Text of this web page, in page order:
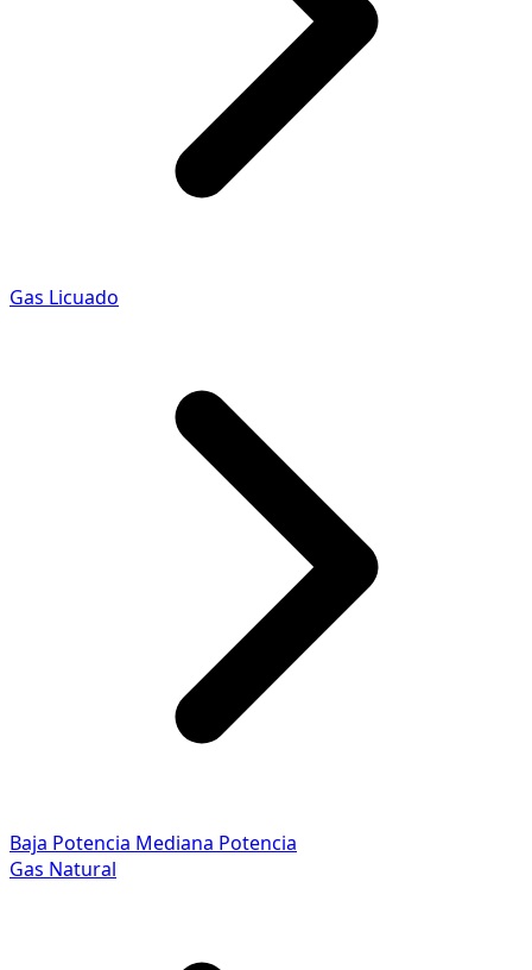
Gas Licuado
Baja Potencia Mediana Potencia
Gas Natural